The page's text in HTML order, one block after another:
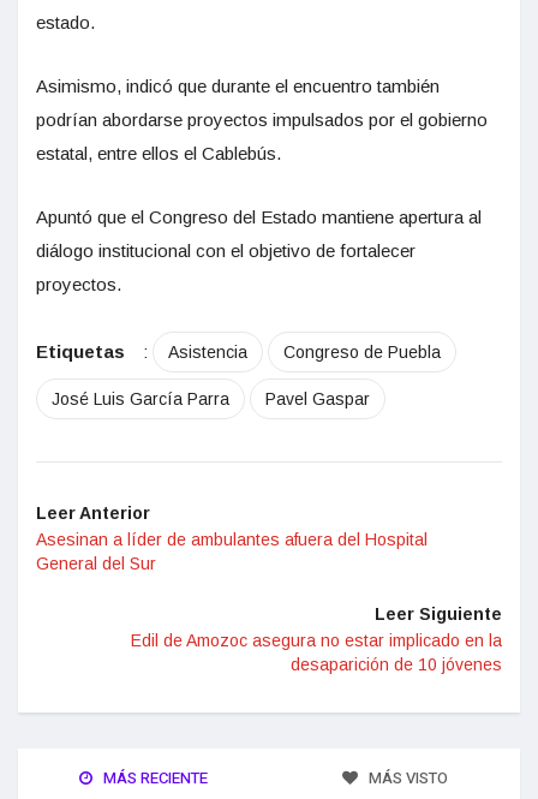
estado.
Asimismo, indicó que durante el encuentro también
podrían abordarse proyectos impulsados por el gobierno
estatal, entre ellos el Cablebús.
Apuntó que el Congreso del Estado mantiene apertura al
diálogo institucional con el objetivo de fortalecer
proyectos.
Etiquetas : Asistencia Congreso de Puebla
José Luis García Parra Pavel Gaspar
Leer Anterior
Asesinan a líder de ambulantes afuera del Hospital
General del Sur
Leer Siguiente
Edil de Amozoc asegura no estar implicado en la
desaparición de 10 jóvenes
MÁS RECIENTE MÁS VISTO